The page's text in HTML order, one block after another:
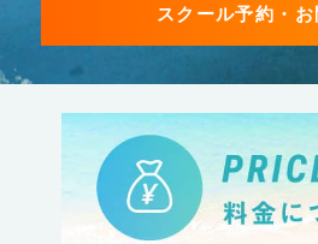
スクール予約・